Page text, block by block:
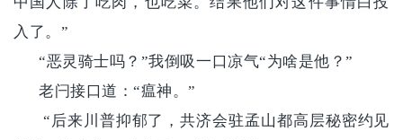
入了。”
“恶灵骑士吗？”我倒吸一口凉气“为啥是他？”
老闩接口道：“瘟神。”
“后来川普抑郁了，共济会驻孟山都高层秘密约见